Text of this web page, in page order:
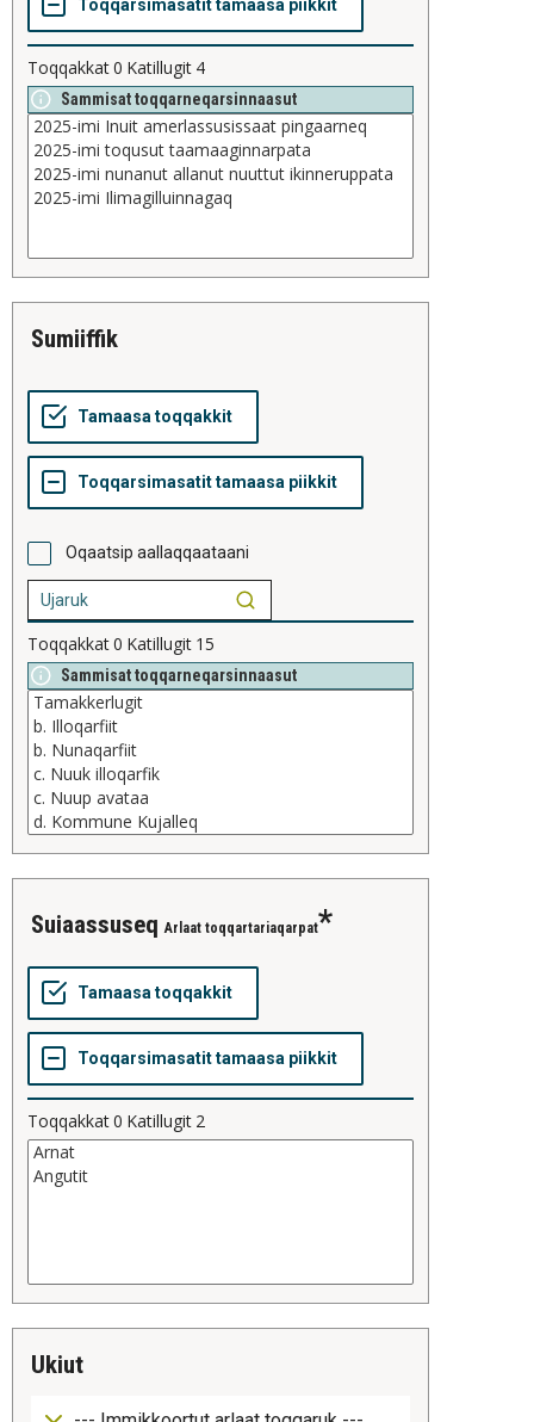
Toqqakkat0 Katillugit 4
Sammisat toqqarneqarsinnaasut
sumiiffik
Oqaatsip aallaqqaataani
Toqqakkat0 Katillugit 15
Sammisat toqqarneqarsinnaasut
suiaassuseq Arlaat toqqartariaqarpat
Toqqakkat0 Katillugit 2
ukiut